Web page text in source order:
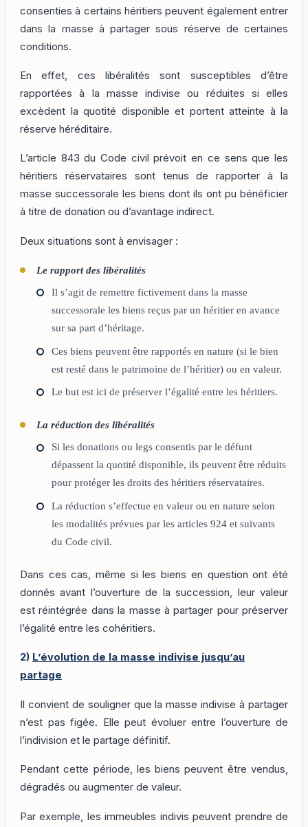
consenties à certains héritiers peuvent également entrer
dans la masse à partager sous réserve de certaines
conditions.
En effet, ces libéralités sont susceptibles d’être
rapportées à la masse indivise ou réduites si elles
excèdent la quotité disponible et portent atteinte à la
réserve héréditaire.
L’article 843 du Code civil prévoit en ce sens que les
héritiers réservataires sont tenus de rapporter à la
masse successorale les biens dont ils ont pu bénéficier
à titre de donation ou d’avantage indirect.
Deux situations sont à envisager :
Le rapport des libéralités
Il s’agit de remettre fictivement dans la masse
successorale les biens reçus par un héritier en avance
sur sa part d’héritage.
Ces biens peuvent être rapportés en nature (si le bien
est resté dans le patrimoine de l’héritier) ou en valeur.
Le but est ici de préserver l’égalité entre les héritiers.
La réduction des libéralités
Si les donations ou legs consentis par le défunt
dépassent la quotité disponible, ils peuvent être réduits
pour protéger les droits des héritiers réservataires.
La réduction s’effectue en valeur ou en nature selon
les modalités prévues par les articles 924 et suivants
du Code civil.
Dans ces cas, même si les biens en question ont été
donnés avant l’ouverture de la succession, leur valeur
est réintégrée dans la masse à partager pour préserver
l’égalité entre les cohéritiers.
2) L’évolution de la masse indivise jusqu’au
partage
Il convient de souligner que la masse indivise à partager
n’est pas figée. Elle peut évoluer entre l’ouverture de
l’indivision et le partage définitif.
Pendant cette période, les biens peuvent être vendus,
dégradés ou augmenter de valeur.
Par exemple, les immeubles indivis peuvent prendre de